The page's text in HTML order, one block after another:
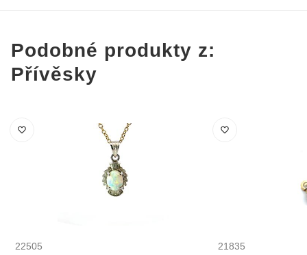
Podobné produkty z:
Přívěsky
22505 21835